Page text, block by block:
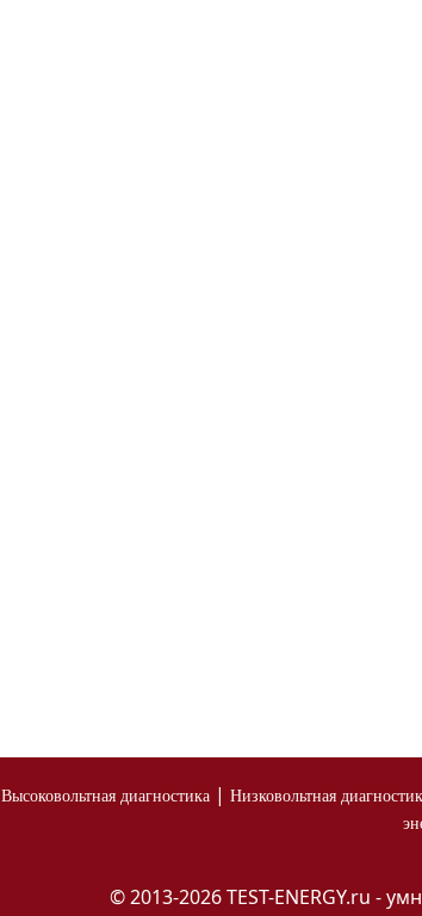
Высоковольтная диагностика | Низковольтная
© 2013-2026 TEST-ENERGY.ru -